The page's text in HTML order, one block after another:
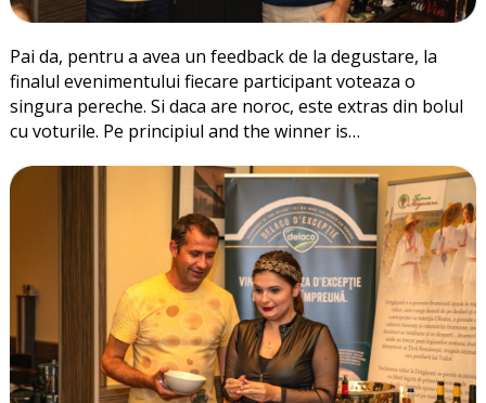
Pai da, pentru a avea un feedback de la degustare, la
finalul evenimentului fiecare participant voteaza o
singura pereche. Si daca are noroc, este extras din bolul
cu voturile. Pe principiul and the winner is…